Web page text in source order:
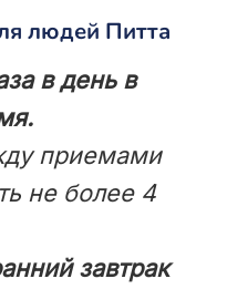
людей Питта
в день в
приемами
не более 4
завтрак